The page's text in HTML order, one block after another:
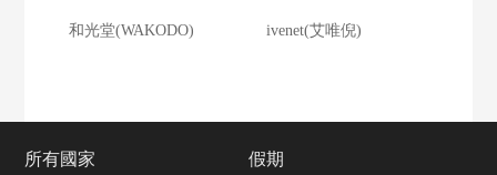
和光堂(WAKODO) ivenet(艾唯倪)
所有國家 假期